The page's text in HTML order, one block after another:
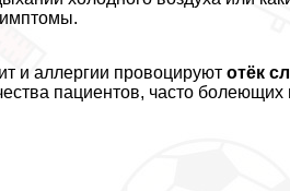
и аллергии провоцируютотёк
пациентов, часто болеющих